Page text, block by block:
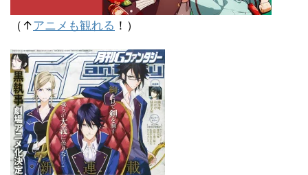
（↑アニメも観れる ！）